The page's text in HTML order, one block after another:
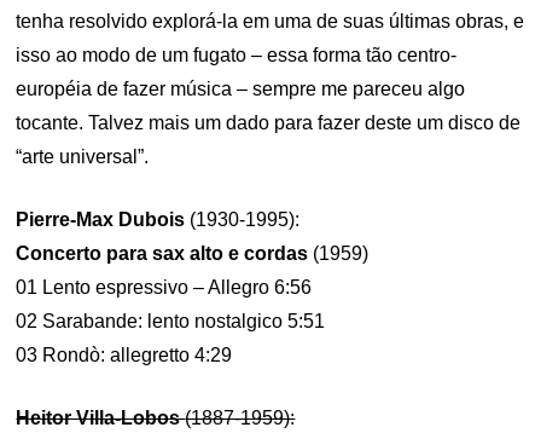
tenha resolvido explorá-la em uma de suas últimas obras, e
isso ao modo de um fugato – essa forma tão centro-
européia de fazer música – sempre me pareceu algo
tocante. Talvez mais um dado para fazer deste um disco de
“arte universal”.
Pierre-Max Dubois (1930-1995):
Concerto para sax alto e cordas (1959)
01 Lento espressivo – Allegro 6:56
02 Sarabande: lento nostalgico 5:51
03 Rondò: allegretto 4:29
Heitor Villa-Lobos(1887-1959):